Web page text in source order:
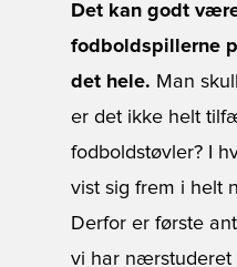
Det kan godt
fodboldspillerne
det hele. Man
er det ikke helt
fodboldstøvler? I
vist sig frem i helt
Derfor er første
vi har nærstuderet